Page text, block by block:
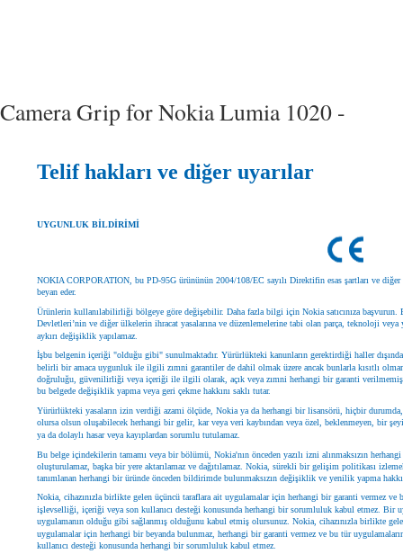
Camera Grip for Nokia Lumia 1020 -
Telif hakları ve diğer uyarılar
UYGUNLUK BİLDİRİMİ
NOKIA CORPORATION, bu PD-95G ürününün 2004/108/EC sayılı Direktifin esas şartları ve
beyan eder.
Ürünlerin kullanılabilirliği bölgeye göre değişebilir. Daha fazla bilgi için Nokia satıcınıza
Devletleri’nin ve diğer ülkelerin ihracat yasalarına ve düzenlemelerine tabi olan parça, teknoloji veya
aykırı değişiklik yapılamaz.
İşbu belgenin içeriği "olduğu gibi" sunulmaktadır. Yürürlükteki kanunların gerektirdiği haller
belirli bir amaca uygunluk ile ilgili zımni garantiler de dahil olmak üzere ancak bunlarla kısıtlı
doğruluğu, güvenilirliği veya içeriği ile ilgili olarak, açık veya zımni herhangi bir garanti
bu belgede değişiklik yapma veya geri çekme hakkını saklı tutar.
Yürürlükteki yasaların izin verdiği azami ölçüde, Nokia ya da herhangi bir lisansörü, hiçbir durumda,
olursa olsun oluşabilecek herhangi bir gelir, kar veya veri kaybından veya özel, beklenmeyen, bir
ya da dolaylı hasar veya kayıplardan sorumlu tutulamaz.
Bu belge içindekilerin tamamı veya bir bölümü, Nokia'nın önceden yazılı izni alınmaksızın
oluşturulamaz, başka bir yere aktarılamaz ve dağıtılamaz. Nokia, sürekli bir gelişim politikası
tanımlanan herhangi bir üründe önceden bildirimde bulunmaksızın değişiklik ve yenilik yapma
Nokia, cihazınızla birlikte gelen üçüncü taraflara ait uygulamalar için herhangi bir garanti vermez ve
işlevselliği, içeriği veya son kullanıcı desteği konusunda herhangi bir sorumluluk kabul etmez. Bir
uygulamanın olduğu gibi sağlanmış olduğunu kabul etmiş olursunuz. Nokia, cihazınızla birlikte
uygulamalar için herhangi bir beyanda bulunmaz, herhangi bir garanti vermez ve bu tür
kullanıcı desteği konusunda herhangi bir sorumluluk kabul etmez.